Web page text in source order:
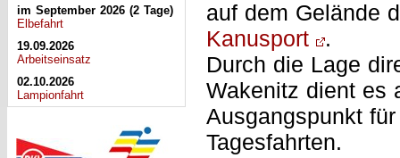
im September 2026 (2 Tage)
Elbefahrt
19.09.2026
Arbeitseinsatz
02.10.2026
Lampionfahrt
auf dem Gelände
Kanusport
.
Durch die Lage
Wakenitz dient es
Ausgangspunkt
Tagesfahrten.